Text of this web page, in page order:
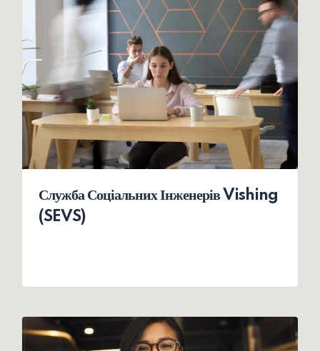
Служба Соціальних Інженерів Vishing
(SEVS)